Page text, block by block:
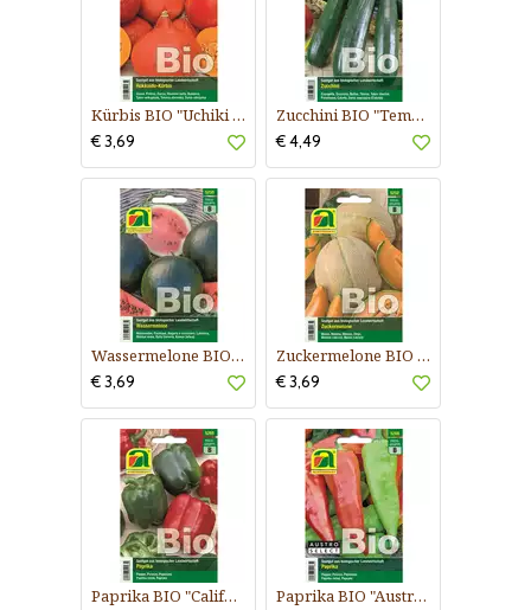
Kürbis BIO "Uchiki Kuri (Hokkaido-Typ)"
€ 3,69
Zucchini BIO "Tempra F1"
€ 4,49
Wassermelone BIO "Sugar Baby"
€ 3,69
Zuckermelone BIO "Charentais"
€ 3,69
Paprika BIO "California Wonder" Paprika BIO "Austrocapi"